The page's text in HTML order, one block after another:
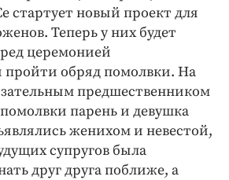
бизнес
стартует новый проект для
Теперь у них будет
церемонией
пройти обряд помолвки. На
предшественником
парень и девушка
женихом и невестой,
супругов была
друг друга поближе, а